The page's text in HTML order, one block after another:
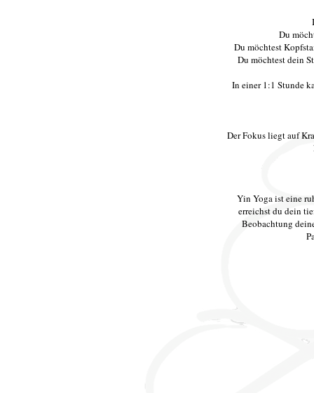
Du
Du möchtest
Du möchtest dein
In einer 1:1 Stunde
Der Fokus liegt auf
Yin Yoga ist eine
erreichst du dein
Beobachtung